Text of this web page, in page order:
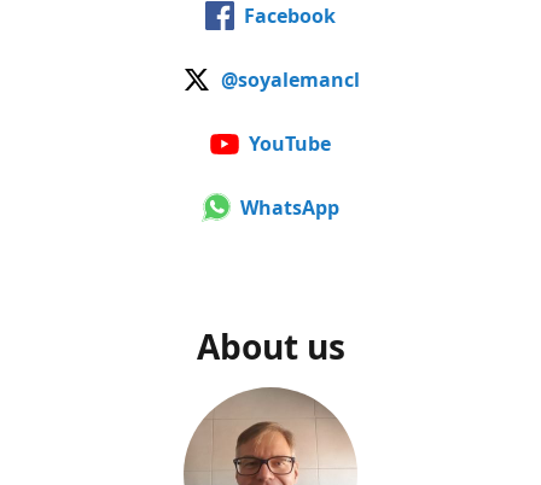
Facebook
@soyalemancl
YouTube
WhatsApp
About us